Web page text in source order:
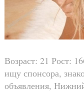
Возраст: 21 Рост:
ищу спонсора,
объявления,